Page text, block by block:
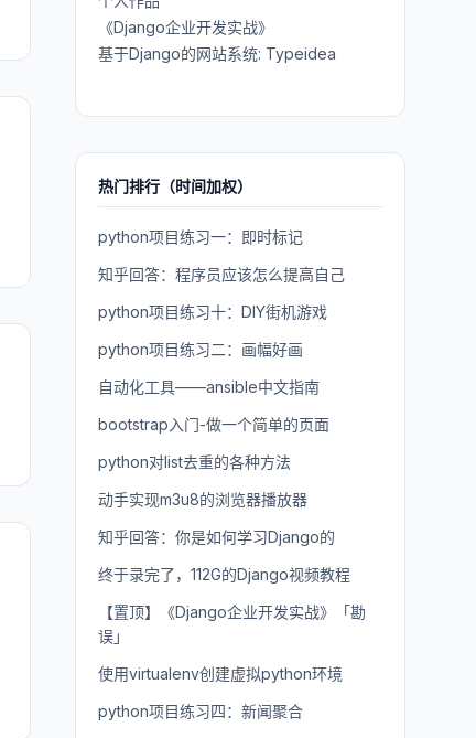
《Django企业开发实战》
基于Django的网站系统: Typeidea
热门排行（时间加权）
python项目练习一：即时标记
知乎回答：程序员应该怎么提高自己
python项目练习十：DIY街机游戏
python项目练习二：画幅好画
自动化工具——ansible中文指南
bootstrap入门-做一个简单的页面
python对list去重的各种方法
动手实现m3u8的浏览器播放器
知乎回答：你是如何学习Django的
终于录完了，112G的Django视频教程
【置顶】《Django企业开发实战》「勘
误」
使用virtualenv创建虚拟python环境
python项目练习四：新闻聚合